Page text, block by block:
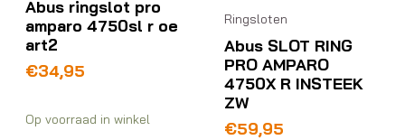
Abus ringslot pro
amparo 4750sl r oe
art2
€34,95
Op voorraad in winkel
Ringsloten
Abus SLOT RING
PRO AMPARO
4750X R INSTEEK
ZW
€59,95